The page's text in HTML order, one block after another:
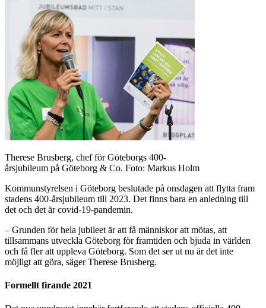
Therese Brusberg, chef för Göteborgs 400-
årsjubileum på Göteborg & Co. Foto: Markus Holm
Kommunstyrelsen i Göteborg beslutade på onsdagen att flytta fram
stadens 400-årsjubileum till 2023. Det finns bara en anledning till
det och det är covid-19-pandemin.
– Grunden för hela jubileet är att få människor att mötas, att
tillsammans utveckla Göteborg för framtiden och bjuda in världen
och få fler att uppleva Göteborg. Som det ser ut nu är det inte
möjligt att göra, säger Therese Brusberg.
Formellt firande 2021